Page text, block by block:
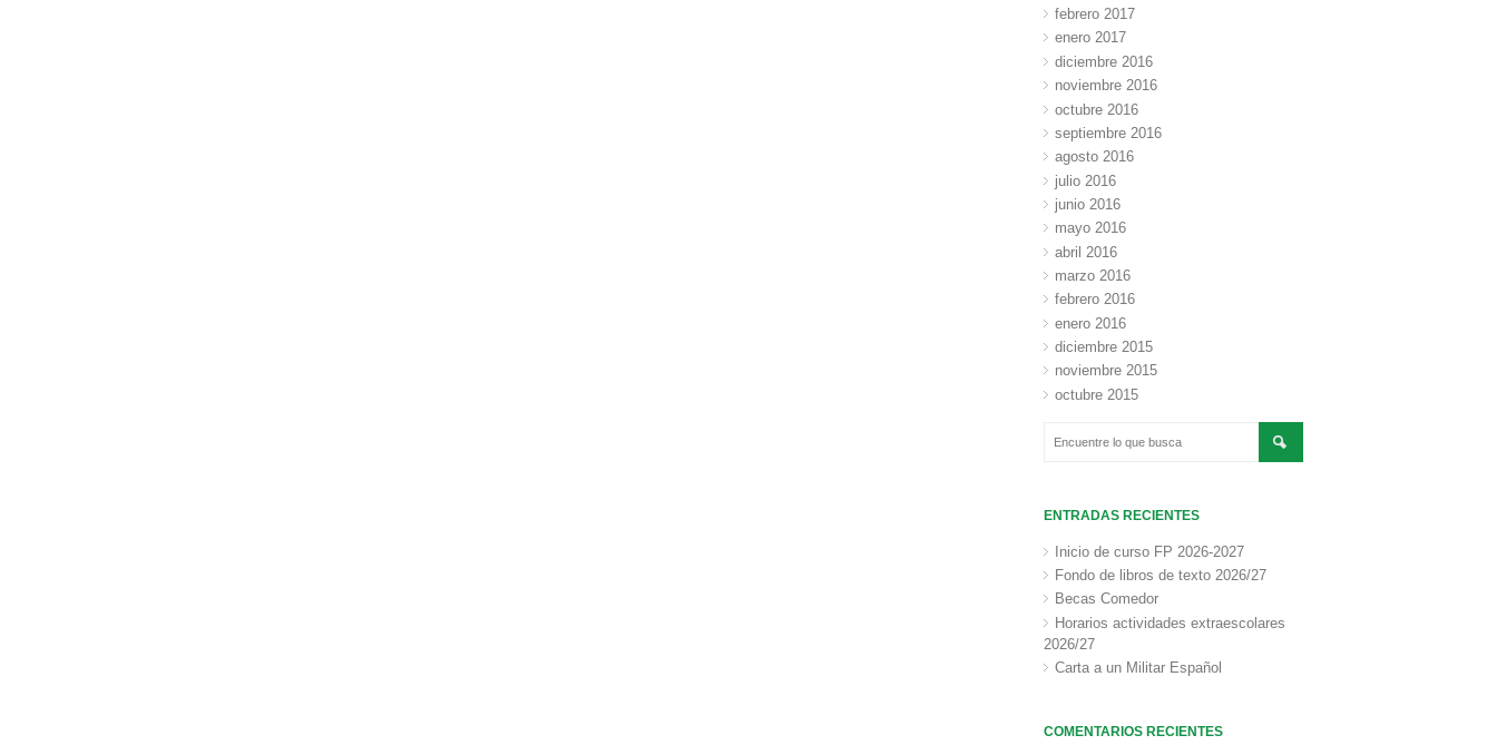
febrero 2017
enero 2017
diciembre 2016
noviembre 2016
octubre 2016
septiembre 2016
agosto 2016
julio 2016
junio 2016
mayo 2016
abril 2016
marzo 2016
febrero 2016
enero 2016
diciembre 2015
noviembre 2015
octubre 2015
ENTRADAS RECIENTES
Inicio de curso FP 2026-2027
Fondo de libros de texto 2026/27
Becas Comedor
Horarios actividades extraescolares
2026/27
Carta a un Militar Español
COMENTARIOS RECIENTES